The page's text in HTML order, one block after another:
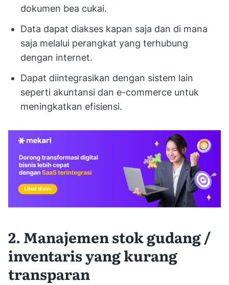
dokumen bea cukai.
Data dapat diakses kapan saja dan di mana
saja melalui perangkat yang terhubung
dengan internet.
Dapat diintegrasikan dengan sistem lain
seperti akuntansi dan e-commerce untuk
meningkatkan efisiensi.
2. Manajemen stok gudang /
inventaris yang kurang
transparan